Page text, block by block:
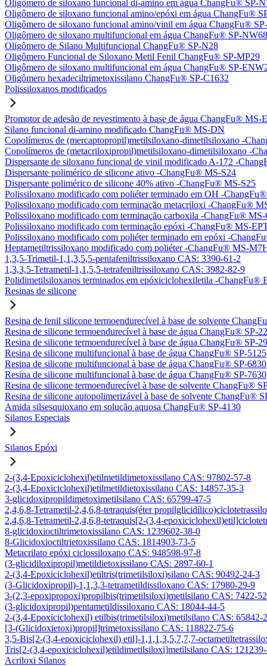
Oligômero de siloxano funcional di-amino em água ChangFu® SP-
Oligômero de siloxano funcional amino/epóxi em água ChangFu®
Oligômero de siloxano funcional amino/vinil em água ChangFu®
Oligômero de siloxano multifuncional em água ChangFu® SP-NW68
Oligômero de Silano Multifuncional ChangFu® SP-N28
Oligômero Funcional de Siloxano Metil Fenil ChangFu® SP-MP29
Oligômero de siloxano multifuncional em água ChangFu® SP-
Oligômero hexadeciltrimetoxissilano ChangFu® SP-C1632
Polissiloxanos modificados
Promotor de adesão de revestimento à base de água ChangFu® MS-
Silano funcional di-amino modificado ChangFu® MS-DN
Copolímeros de (mercaptopropil)metilsiloxano-dimetilsiloxano -
Copolímeros de (metacriloxipropil)metilsiloxano-dimetilsiloxano -
Dispersante de siloxano funcional de vinil modificado A-172 -
Dispersante polimérico de silicone ativo -ChangFu® MS-S24
Dispersante polimérico de silicone 40% ativo -ChangFu® MS-S25
Polissiloxano modificado com poliéter terminado em OH -
Polissiloxano modificado com terminação metacriloxi -ChangFu®
Polissiloxano modificado com terminação carboxila -ChangFu®
Polissiloxano modificado com terminação epóxi -ChangFu® MS-
Polissiloxano modificado com poliéter terminado em epóxi -
Heptametiltrissiloxano modificado com poliéter -ChangFu® MS-
1,3,5-Trimetil-1,1,3,5,5-pentafeniltrissiloxano CAS: 3390-61-2
1,3,3,5-Tetrametil-1,1,5,5-tetrafeniltrissiloxano CAS: 3982-82-9
Polidimetilsiloxanos terminados em epóxiciclohexiletila -ChangFu®
Resinas de silicone
Resina de fenil silicone termoendurecível à base de solvente
Resina de silicone termoendurecível à base de água ChangFu® SP-
Resina de silicone termoendurecível à base de água ChangFu® SP-
Resina de silicone multifuncional à base de água ChangFu® SP-5125
Resina de silicone multifuncional à base de água ChangFu® SP-6830
Resina de silicone multifuncional à base de água ChangFu® SP-7630
Resina de silicone termoendurecível à base de solvente ChangFu®
Resina de silicone autopolimerizável à base de solvente ChangFu®
Amida silsesquioxano em solução aquosa ChangFu® SP-4130
Silanos Especiais
Silanos Epóxi
2-(3,4-Epoxiciclohexil)etilmetildimetoxissilano CAS: 97802-57-8
2-(3,4-Epoxiciclohexil)etilmetildietoxissilano CAS: 14857-35-3
3-glicidoxipropildimetoximetilsilano CAS: 65799-47-5
2,4,6,8-Tetrametil-2,4,6,8-tetraquis(éter
2,4,6,8-Tetrametil-2,4,6,8-tetraquis[2-(3,4-
8-glicidoxioctiltrimetoxissilano CAS: 1239602-38-0
8-Glicidoxioctiltrietoxissilano CAS: 1814903-73-5
Metacrilato epóxi ciclossiloxano CAS: 948598-97-8
(3-glicidiloxipropil)metildietoxissilano CAS: 2897-60-1
2-(3,4-Epoxiciclohexil)etiltris(trimetilsiloxi)silano CAS: 90492-24-3
(3-Glicidoxipropil)-1,1,3,3-tetrametildissiloxano CAS: 17980-29-9
3-(2,3-epoxipropoxi)propilbis(trimetilsiloxi)metilsilano CAS: 7422-
(3-glicidoxipropil)pentametildissiloxano CAS: 18044-44-5
2-(3,4-Epoxiciclohexil) etilbis(trimetilsiloxi)metilsilano CAS: 65842-
[3-(Glicidoxietoxi)propil]trimetoxissilano CAS: 118822-75-6
3,5-Bis[2-(3,4-epoxiciclohexil) etil]-1,1,1,3,5,7,7,7-
Tris[2-(3,4-epoxiciclohexil)etildimetilsiloxi]metilsilano CAS:
Acriloxi Silanos